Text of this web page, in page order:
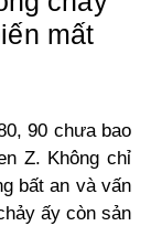
mất
90 chưa bao
Z. Không chỉ
bất an và vấn
ấy còn sản